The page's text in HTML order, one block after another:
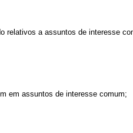
relativos a assuntos de interesse
em assuntos de interesse comum;